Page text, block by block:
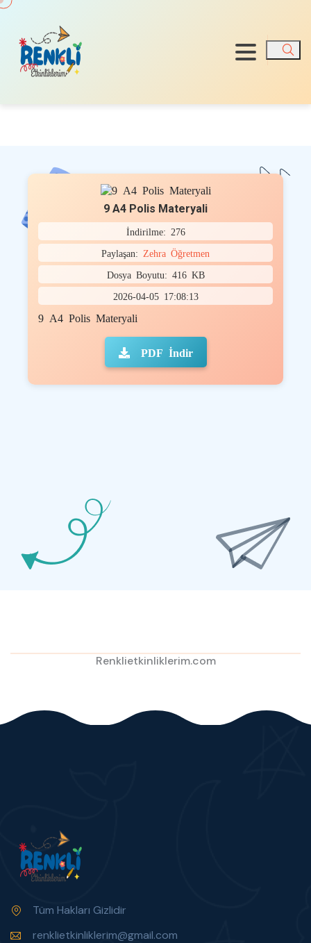
Ara
9 A4 Polis Materyali
İndirilme: 276
Paylaşan: Zehra Öğretmen
Dosya Boyutu: 416 KB
2026-04-05 17:08:13
9 A4 Polis Materyali
PDF İndir
Renklietkinliklerim.com
Tüm Hakları Gizlidir
renklietkinliklerim@gmail.com